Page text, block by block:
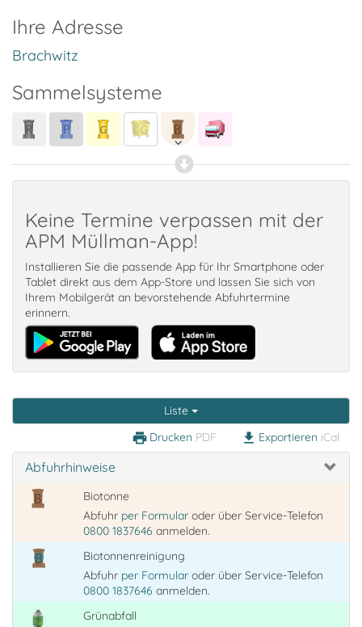
Ihre Adresse
Brachwitz
Sammelsysteme
Keine Termine verpassen mit der
APM Müllman-App!
Installieren Sie die passende App für Ihr Smartphone oder
Tablet direkt aus dem App-Store und lassen Sie sich von
Ihrem Mobilgerät an bevorstehende Abfuhrtermine
erinnern.
Liste
print Drucken PDF download Exportieren iCal
Abfuhrhinweise
Biotonne
Abfuhr per Formular oder über Service-Telefon
0800 1837646 anmelden.
Biotonnenreinigung
Abfuhr per Formular oder über Service-Telefon
0800 1837646 anmelden.
Grünabfall